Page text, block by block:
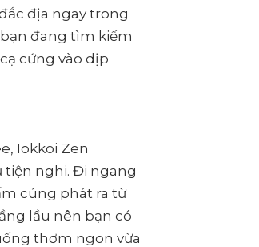
địa ngay trong
đang tìm kiếm
cứng vào dịp
Iokkoi Zen
tiện nghi. Đi ngang
cúng phát ra từ
lầu nên bạn có
thơm ngon vừa